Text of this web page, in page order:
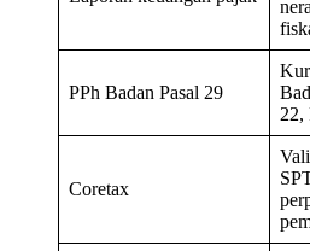
PPh Badan Pasal 29
22,
Coretax